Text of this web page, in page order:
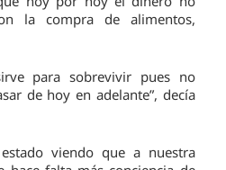
la compra de alimentos,
para sobrevivir pues no
de hoy en adelante”, decía
viendo que a nuestra